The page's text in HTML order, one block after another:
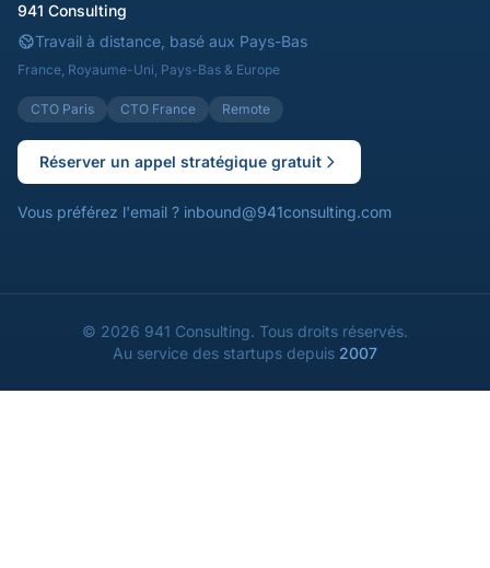
941 Consulting
Travail à distance, basé aux Pays-Bas
France, Royaume-Uni, Pays-Bas & Europe
CTO Paris CTO France Remote
Réserver un appel stratégique gratuit
Vous préférez l'email ? inbound@941consulting.com
© 2026 941 Consulting. Tous droits réservés.
Au service des startups depuis 2007